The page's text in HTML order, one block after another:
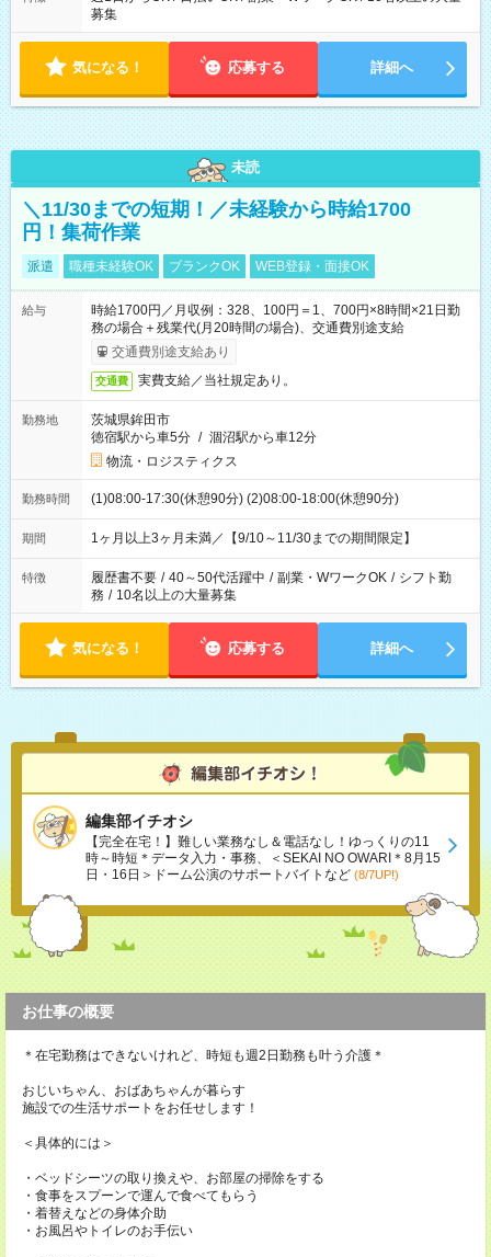
募集
気になる！ 応募する 詳細へ
未読
＼11/30までの短期！／未経験から時給1700
円！集荷作業
派遣 職種未経験OK ブランクOK WEB登録・面接OK
給与
時給1700円／月収例：328、100円＝1、700円×8時間×21日勤
務の場合＋残業代(月20時間の場合)、交通費別途支給
交通費別途支給あり
交通費 実費支給／当社規定あり。
勤務地
茨城県鉾田市
徳宿駅から車5分 / 涸沼駅から車12分
物流・ロジスティクス
勤務時間 (1)08:00-17:30(休憩90分) (2)08:00-18:00(休憩90分)
期間 1ヶ月以上3ヶ月未満／【9/10～11/30までの期間限定】
特徴 履歴書不要 / 40～50代活躍中 / 副業・WワークOK / シフト勤
務 / 10名以上の大量募集
気になる！ 応募する 詳細へ
編集部イチオシ
【完全在宅！】難しい業務なし＆電話なし！ゆっくりの11
時～時短＊データ入力・事務、＜SEKAI NO OWARI＊8月15
日・16日＞ドーム公演のサポートバイトなど (8/7UP!)
お仕事の概要
＊在宅勤務はできないけれど、時短も週2日勤務も叶う介護＊
おじいちゃん、おばあちゃんが暮らす
施設での生活サポートをお任せします！
＜具体的には＞
・ベッドシーツの取り換えや、お部屋の掃除をする
・食事をスプーンで運んで食べてもらう
・着替えなどの身体介助
・お風呂やトイレのお手伝い